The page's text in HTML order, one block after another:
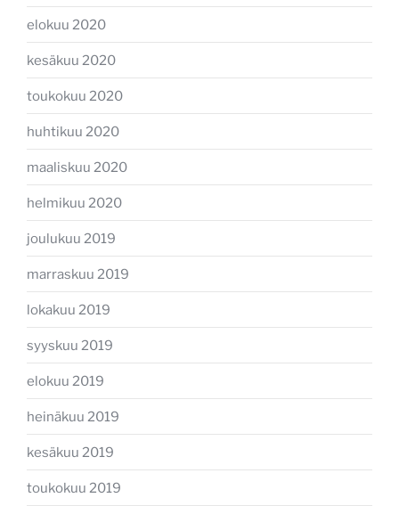
elokuu 2020
kesäkuu 2020
toukokuu 2020
huhtikuu 2020
maaliskuu 2020
helmikuu 2020
joulukuu 2019
marraskuu 2019
lokakuu 2019
syyskuu 2019
elokuu 2019
heinäkuu 2019
kesäkuu 2019
toukokuu 2019